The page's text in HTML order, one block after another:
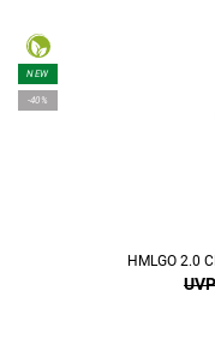
NEW
-40%
HMLGO 2.0